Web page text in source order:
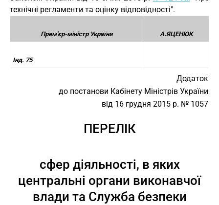
технічні регламенти та оцінку відповідності".
Прем'єр-міністр України А.ЯЦЕНЮК
Інд. 75
Додаток
до постанови Кабінету Міністрів України
від 16 грудня 2015 р. № 1057
ПЕРЕЛІК
сфер діяльності, в яких
центральні органи виконавчої
влади та Служба безпеки